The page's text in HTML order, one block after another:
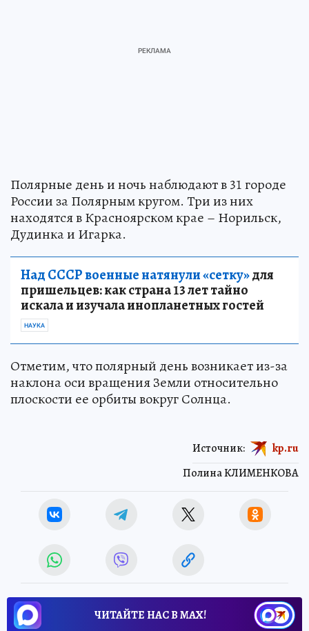
Полярные день и ночь наблюдают в 31 городе
России за Полярным кругом. Три из них
находятся в Красноярском крае – Норильск,
Дудинка и Игарка.
Над СССР военные натянули «сетку»для
пришельцев: как страна 13 лет тайно
искала и изучала инопланетных гостей
НАУКА
Отметим, что полярный день возникает из-за
наклона оси вращения Земли относительно
плоскости ее орбиты вокруг Солнца.
Полина КЛИМЕНКОВА
Источник: kp.ru
ЧИТАЙТЕ НАС В МАХ!